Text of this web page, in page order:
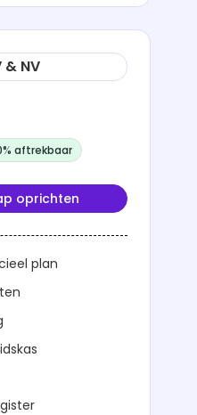
& NV
aftrekbaar
oprichten
plan